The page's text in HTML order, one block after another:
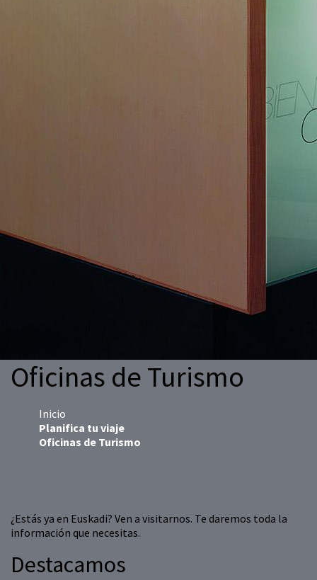
Oficinas de Turismo
Inicio
Planifica tu viaje
Oficinas de Turismo
¿Estás ya en Euskadi? Ven a visitarnos. Te daremos toda la
información que necesitas.
Destacamos